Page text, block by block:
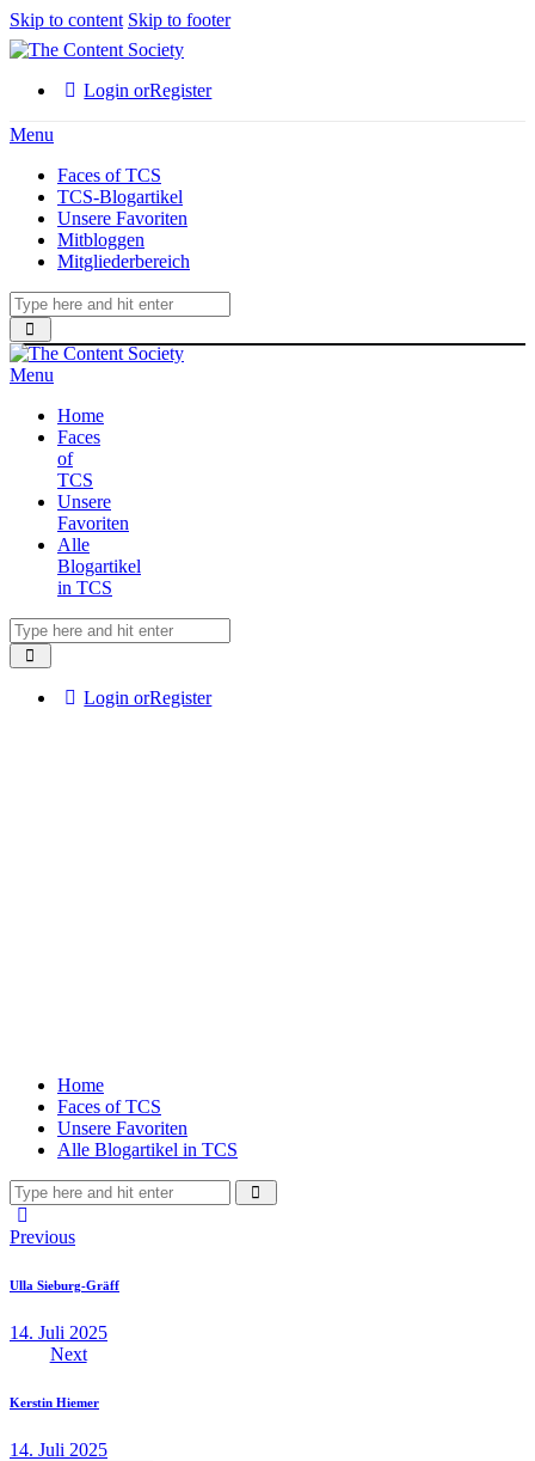
Skip to content Skip to footer
Login orRegister
Menu
Faces of TCS
TCS-Blogartikel
Unsere Favoriten
Mitbloggen
Mitgliederbereich
Menu
Home
Faces
of
TCS
Unsere
Favoriten
Alle
Blogartikel
in TCS
Login orRegister
Home
Faces of TCS
Unsere Favoriten
Alle Blogartikel in TCS
Beitragsnavigation
Previous
Ulla Sieburg-Gräff
14. Juli 2025
Next
Kerstin Hiemer
14. Juli 2025